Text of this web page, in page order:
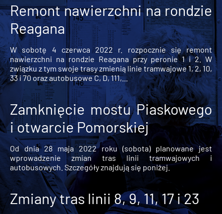
Remont nawierzchni na rondzie
Reagana
W sobotę 4 czerwca 2022 r. rozpocznie się remont
nawierzchni na rondzie Reagana przy peronie 1 i 2. W
związku z tym swoje trasy zmienią linie tramwajowe 1, 2, 10,
33 i 70 oraz autobusowe C, D, 111,...
Zamknięcie mostu Piaskowego
i otwarcie Pomorskiej
Od dnia 28 maja 2022 roku (sobota) planowane jest
wprowadzenie zmian tras linii tramwajowych i
autobusowych. Szczegóły znajdują się poniżej.
Zmiany tras linii 8, 9, 11, 17 i 23